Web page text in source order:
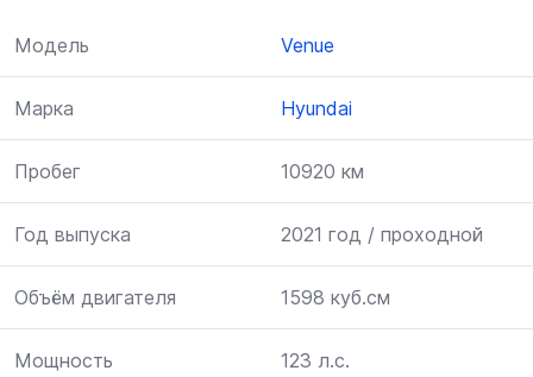
Модель Venue
Марка Hyundai
Пробег 10920 км
Год выпуска 2021 год / проходной
Объём двигателя 1598 куб.см
Мощность 123 л.с.